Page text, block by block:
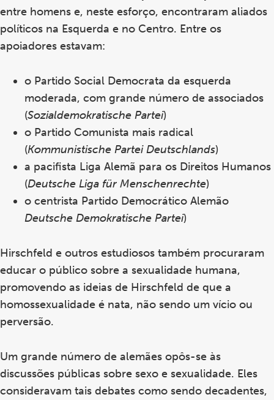
entre homens e, neste esforço, encontraram aliados
políticos na Esquerda e no Centro. Entre os
apoiadores estavam:
o Partido Social Democrata da esquerda
moderada, com grande número de associados
(Sozialdemokratische Partei)
o Partido Comunista mais radical
(Kommunistische Partei Deutschlands)
a pacifista Liga Alemã para os Direitos Humanos
(Deutsche Liga für Menschenrechte)
o centrista Partido Democrático Alemão
Deutsche Demokratische Partei)
Hirschfeld e outros estudiosos também procuraram
educar o público sobre a sexualidade humana,
promovendo as ideias de Hirschfeld de que a
homossexualidade é nata, não sendo um vício ou
perversão.
Um grande número de alemães opôs-se às
discussões públicas sobre sexo e sexualidade. Eles
consideravam tais debates como sendo decadentes,